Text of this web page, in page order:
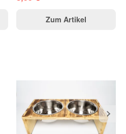
Zum Artikel